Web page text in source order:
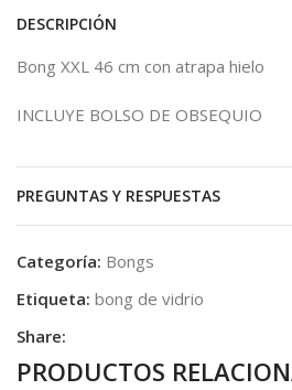
DESCRIPCIÓN
Bong XXL 46 cm con atrapa hielo
INCLUYE BOLSO DE OBSEQUIO
PREGUNTAS Y RESPUESTAS
Categoría: Bongs
Etiqueta: bong de vidrio
Share:
PRODUCTOS